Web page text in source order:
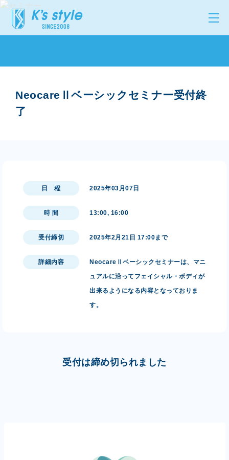
NeocareⅡベーシックセミナー受付終
了
日 程 2025年03月07日
時 間 13:00, 16:00
受付締切 2025年2月21日 17:00まで
詳細内容
NeocareⅡベーシックセミナーは、マニ
ュアルに沿ってフェイシャル・ボディが
出来るようになる内容となっておりま
す。
受付は締め切られました